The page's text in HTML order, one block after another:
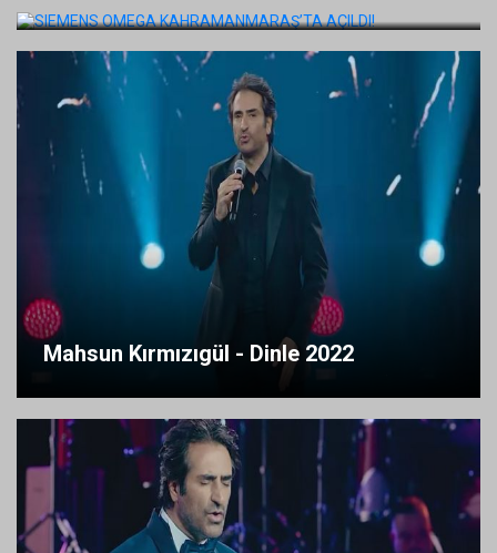
Mahsun Kırmızıgül - Dinle 2022